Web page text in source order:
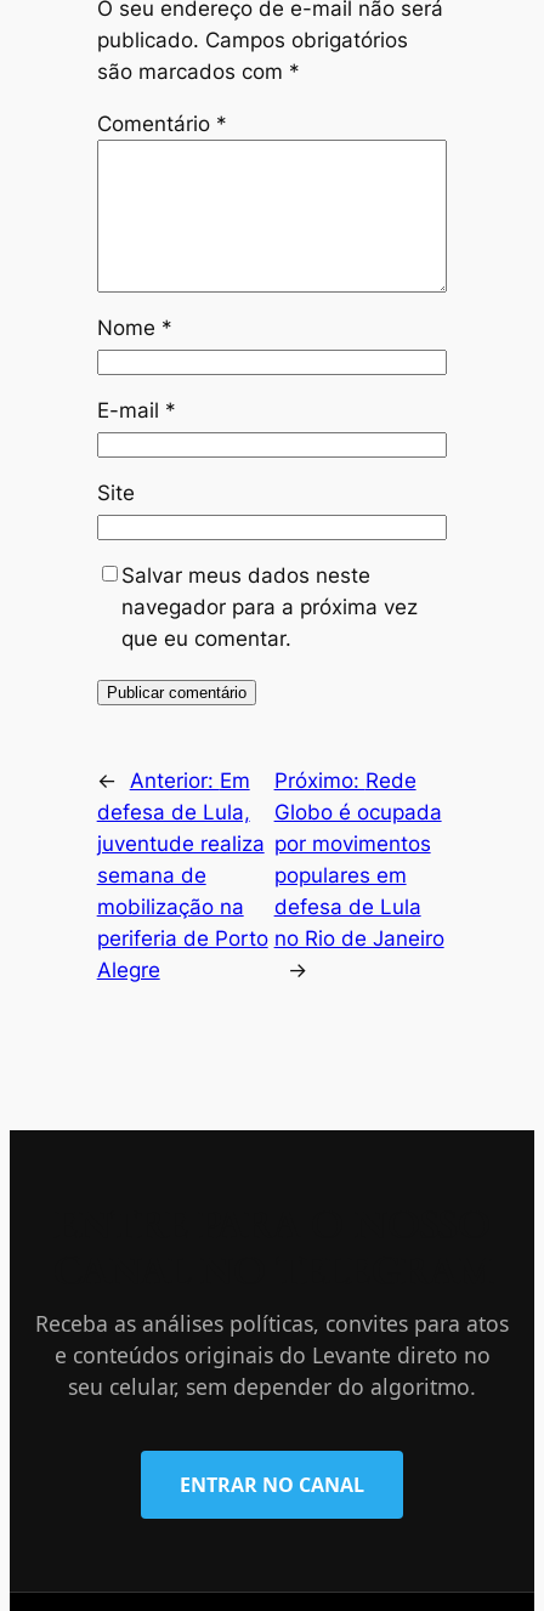
O seu endereço de e-mail não será
publicado. Campos obrigatórios
são marcados com *
Comentário *
Nome *
E-mail *
Site
Salvar meus dados neste
navegador para a próxima vez
que eu comentar.
← Anterior: Em
defesa de Lula,
juventude realiza
semana de
mobilização na
periferia de Porto
Alegre
Próximo: Rede
Globo é ocupada
por movimentos
populares em
defesa de Lula
no Rio de Janeiro
→
Receba as análises políticas, convites para atos
e conteúdos originais do Levante direto no
seu celular, sem depender do algoritmo.
ENTRAR NO CANAL